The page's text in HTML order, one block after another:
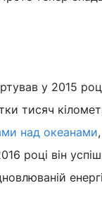
у 2015
тисяч
над океанами
році він